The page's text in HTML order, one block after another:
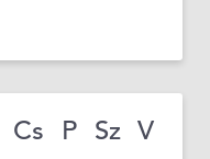
Cs P Sz V